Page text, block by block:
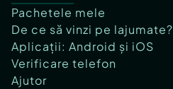
Pachetele mele
De ce să vinzi pe lajumate?
Aplicații: Android și iOS
Verificare telefon
Ajutor